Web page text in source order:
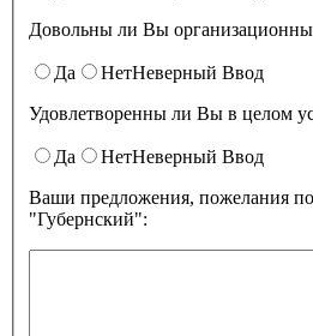
Довольны ли Вы
Да НетНеверный Ввод
Да НетНеверный Ввод
Ваши предложения, пожелания по
"Губернский":